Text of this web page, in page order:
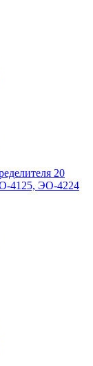
20
4125, ЭО-4224